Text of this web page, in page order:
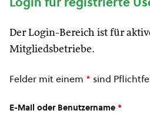
Der Login-Bereich ist für
Mitgliedsbetriebe.
Felder mit einem * sind
E-Mail oder Benutzername *